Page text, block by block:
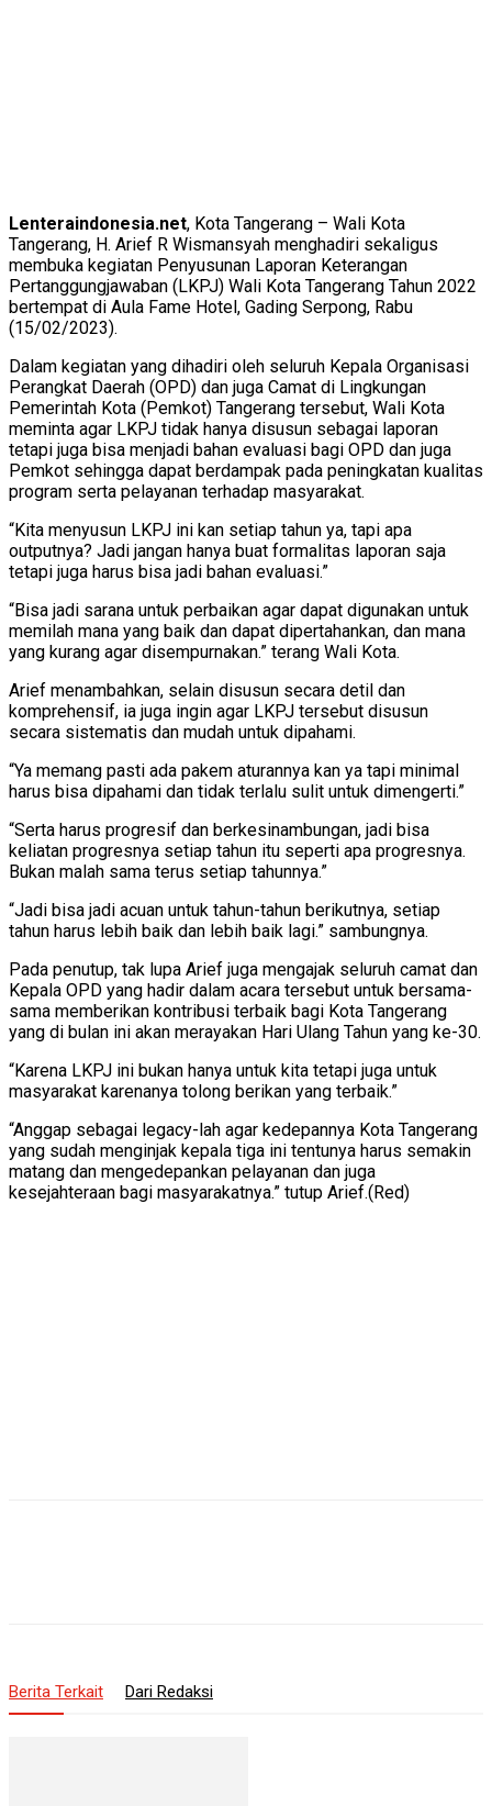
Lenteraindonesia.net, Kota Tangerang – Wali Kota
Tangerang, H. Arief R Wismansyah menghadiri sekaligus
membuka kegiatan Penyusunan Laporan Keterangan
Pertanggungjawaban (LKPJ) Wali Kota Tangerang Tahun 2022
bertempat di Aula Fame Hotel, Gading Serpong, Rabu
(15/02/2023).
Dalam kegiatan yang dihadiri oleh seluruh Kepala Organisasi
Perangkat Daerah (OPD) dan juga Camat di Lingkungan
Pemerintah Kota (Pemkot) Tangerang tersebut, Wali Kota
meminta agar LKPJ tidak hanya disusun sebagai laporan
tetapi juga bisa menjadi bahan evaluasi bagi OPD dan juga
Pemkot sehingga dapat berdampak pada peningkatan kualitas
program serta pelayanan terhadap masyarakat.
“Kita menyusun LKPJ ini kan setiap tahun ya, tapi apa
outputnya? Jadi jangan hanya buat formalitas laporan saja
tetapi juga harus bisa jadi bahan evaluasi.”
“Bisa jadi sarana untuk perbaikan agar dapat digunakan untuk
memilah mana yang baik dan dapat dipertahankan, dan mana
yang kurang agar disempurnakan.” terang Wali Kota.
Arief menambahkan, selain disusun secara detil dan
komprehensif, ia juga ingin agar LKPJ tersebut disusun
secara sistematis dan mudah untuk dipahami.
“Ya memang pasti ada pakem aturannya kan ya tapi minimal
harus bisa dipahami dan tidak terlalu sulit untuk dimengerti.”
“Serta harus progresif dan berkesinambungan, jadi bisa
keliatan progresnya setiap tahun itu seperti apa progresnya.
Bukan malah sama terus setiap tahunnya.”
“Jadi bisa jadi acuan untuk tahun-tahun berikutnya, setiap
tahun harus lebih baik dan lebih baik lagi.” sambungnya.
Pada penutup, tak lupa Arief juga mengajak seluruh camat dan
Kepala OPD yang hadir dalam acara tersebut untuk bersama-
sama memberikan kontribusi terbaik bagi Kota Tangerang
yang di bulan ini akan merayakan Hari Ulang Tahun yang ke-30.
“Karena LKPJ ini bukan hanya untuk kita tetapi juga untuk
masyarakat karenanya tolong berikan yang terbaik.”
“Anggap sebagai legacy-lah agar kedepannya Kota Tangerang
yang sudah menginjak kepala tiga ini tentunya harus semakin
matang dan mengedepankan pelayanan dan juga
kesejahteraan bagi masyarakatnya.” tutup Arief.(Red)
Berita Terkait Dari Redaksi